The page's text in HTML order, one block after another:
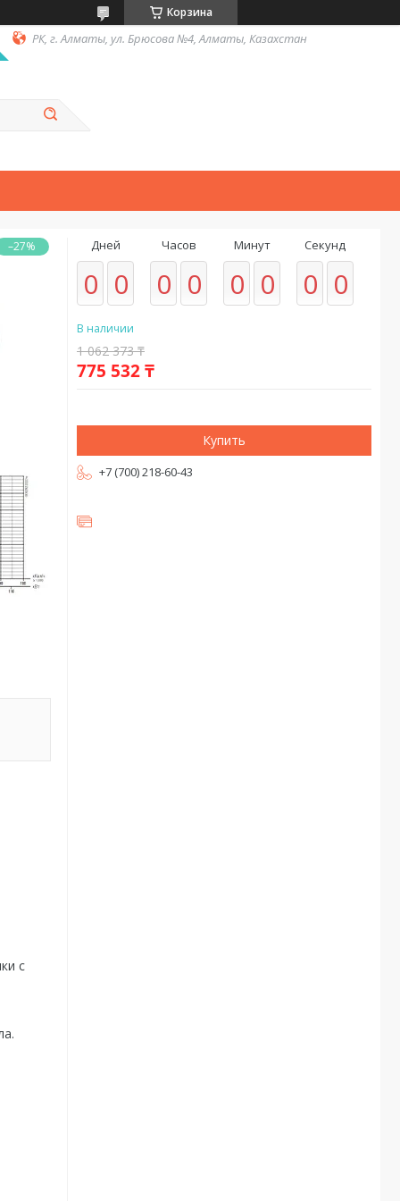
Корзина
РК, г. Алматы, ул. Брюсова №4, Алматы, Казахстан
–27%
с
Дней
0 0
Часов
0 0
Минут
0 0
Секунд
0 0
В наличии
1 062 373 ₸
775 532 ₸
Купить
+7 (700) 218-60-43